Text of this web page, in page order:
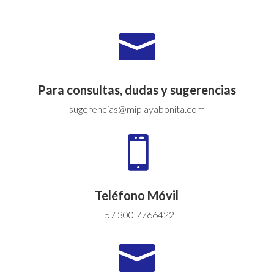

Para consultas, dudas y sugerencias
sugerencias@miplayabonita.com

Teléfono Móvil
+57 300 7766422
